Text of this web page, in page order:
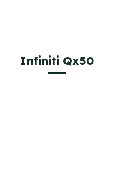
Infiniti Qx50